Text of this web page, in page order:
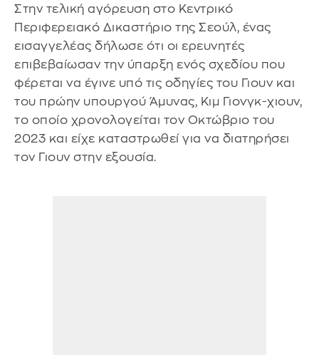
Στην τελική αγόρευση στο Κεντρικό
Περιφερειακό Δικαστήριο της Σεούλ, ένας
εισαγγελέας δήλωσε ότι οι ερευνητές
επιβεβαίωσαν την ύπαρξη ενός σχεδίου που
φέρεται να έγινε υπό τις οδηγίες του Γιουν και
του πρώην υπουργού Άμυνας, Κιμ Γιονγκ-χιουν,
το οποίο χρονολογείται τον Οκτώβριο του
2023 και είχε καταστρωθεί για να διατηρήσει
τον Γιουν στην εξουσία.